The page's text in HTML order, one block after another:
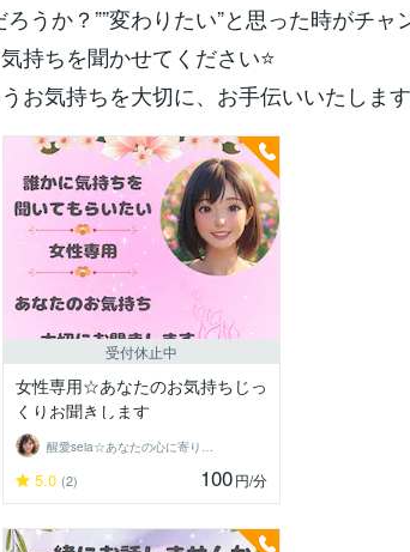
うか？””変わりたい”と思った時がチャ
持ちを聞かせてください⭐️
お気持ちを大切に、お手伝いいたしま
受付休止中
女性専用☆あなたのお気持ちじっ
くりお聞きします
醒愛seia☆あなたの心に寄り添います☆
5.0 (2) 100円/分